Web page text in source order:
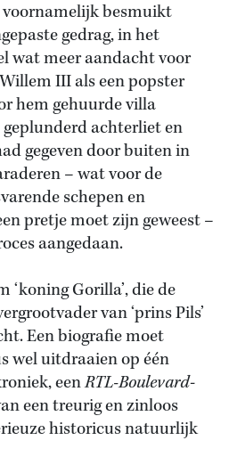
besmuikt
gedrag, in het
wat meer aandacht voor
III als een popster
hem gehuurde villa
achterliet en
gegeven door buiten in
– wat voor de
schepen en
pretje moet zijn geweest –
aangedaan.
Gorilla’, die de
van ‘prins Pils’
Een biografie moet
wel uitdraaien op één
eenRTL-Boulevard-
een treurig en zinloos
historicus natuurlijk